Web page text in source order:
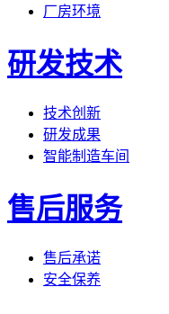
厂房环境
研发技术
技术创新
研发成果
智能制造车间
售后服务
售后承诺
安全保养